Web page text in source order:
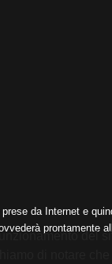
da Internet e
prontamente
del